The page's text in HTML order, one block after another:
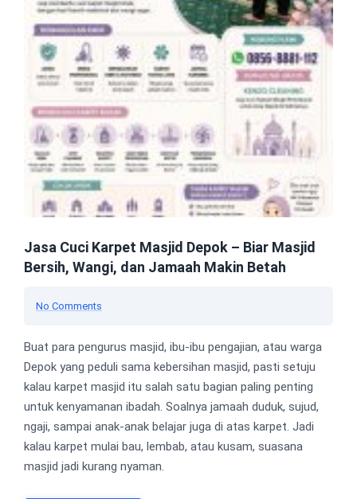
Jasa Cuci Karpet Masjid Depok – Biar Masjid
Bersih, Wangi, dan Jamaah Makin Betah
No Comments
Buat para pengurus masjid, ibu-ibu pengajian, atau warga
Depok yang peduli sama kebersihan masjid, pasti setuju
kalau karpet masjid itu salah satu bagian paling penting
untuk kenyamanan ibadah. Soalnya jamaah duduk, sujud,
ngaji, sampai anak-anak belajar juga di atas karpet. Jadi
kalau karpet mulai bau, lembab, atau kusam, suasana
masjid jadi kurang nyaman.